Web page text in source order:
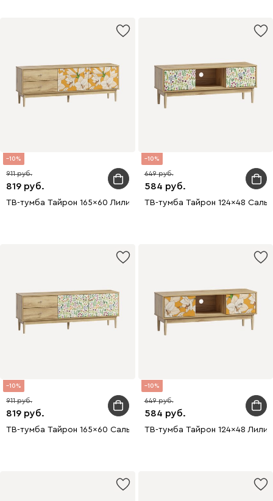
10
819
911
ТВ-тумба Тайрон 165x60 Лилия
10
584
649
ТВ-тумба Тайрон 124x48
10
819
911
ТВ-тумба Тайрон 165x60 Сальвия
10
584
649
ТВ-тумба Тайрон 124x48 Лилия